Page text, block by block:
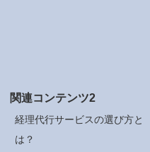
関連コンテンツ2
経理代行サービスの選び方と
は？